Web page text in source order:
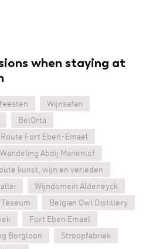
when staying at
Wijnsafari
BelOrta
Route Fort Eben-Emael
Wandeling Abdij Mariënlof
kunst, wijn en verleden
Wijndomein Aldeneyck
Teseum
Belgian Owl Distillery
Fort Eben Emael
Borgloon
Stroopfabriek